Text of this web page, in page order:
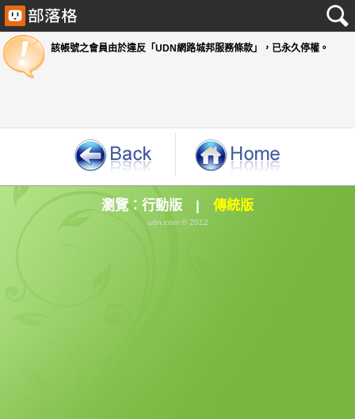
瀏覽： 行動版 | 傳統版
udn.com © 2012